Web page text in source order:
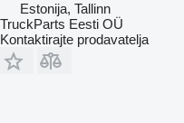
Estonija, Tallinn
TruckParts Eesti OÜ
Kontaktirajte prodavatelja